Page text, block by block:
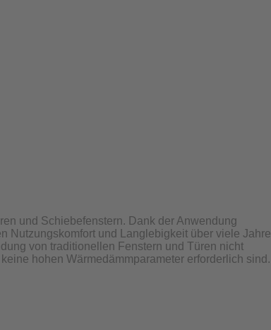
und Schiebefenstern. Dank der Anwendung
Nutzungskomfort und Langlebigkeit über viele Jahre
von traditionellen Fenstern und Türen nicht
hohen Wärmedämmparameter erforderlich sind.